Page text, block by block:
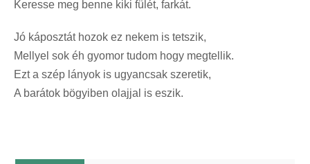
Keresse meg benne kiki fülét, farkát.
Jó káposztát hozok ez nekem is tetszik,
Mellyel sok éh gyomor tudom hogy megtellik.
Ezt a szép lányok is ugyancsak szeretik,
A barátok bögyiben olajjal is eszik.